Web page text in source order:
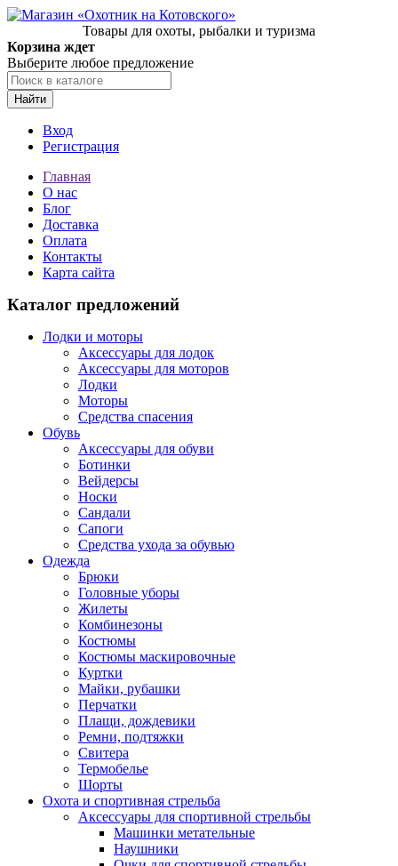
Товары для охоты, рыбалки и туризма
Корзина ждет
Выберите любое предложение
Найти
Вход
Регистрация
Главная
О нас
Блог
Доставка
Оплата
Контакты
Карта сайта
Каталог предложений
Лодки и моторы
Аксессуары для лодок
Аксессуары для моторов
Лодки
Моторы
Средства спасения
Обувь
Аксессуары для обуви
Ботинки
Вейдерсы
Носки
Сандали
Сапоги
Средства ухода за обувью
Одежда
Брюки
Головные уборы
Жилеты
Комбинезоны
Костюмы
Костюмы маскировочные
Куртки
Майки, рубашки
Перчатки
Плащи, дождевики
Ремни, подтяжки
Свитера
Термобелье
Шорты
Охота и спортивная стрельба
Аксессуары для спортивной стрельбы
Машинки метательные
Наушники